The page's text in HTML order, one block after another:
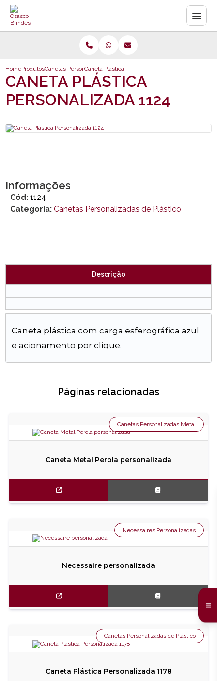
HomeProdutosCanetas Personalizadas de Plástico
Caneta Plástica Personalizada 1124
CANETA PLÁSTICA
PERSONALIZADA 1124
Informações
Cód: 1124
Categoria: Canetas Personalizadas de Plástico
Descrição
Caneta plástica com carga esferográfica azul
e acionamento por clique.
Páginas relacionadas
Caneta Metal Perola personalizada
Canetas Personalizadas Metal
Necessaire personalizada
Necessaires Personalizadas
Caneta Plástica Personalizada 1178
Canetas Personalizadas de Plástico